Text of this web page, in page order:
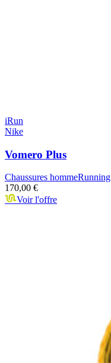
iRun
Nike
Vomero Plus
Chaussures hommeRunning
170,00 €
Voir l'offre